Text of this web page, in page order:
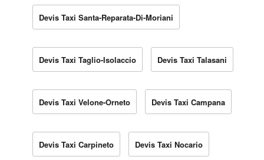
Devis Taxi Santa-Reparata-Di-Moriani
Devis Taxi Taglio-Isolaccio Devis Taxi Talasani
Devis Taxi Velone-Orneto Devis Taxi Campana
Devis Taxi Carpineto Devis Taxi Nocario